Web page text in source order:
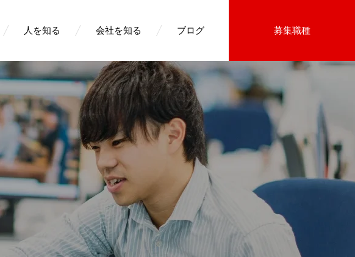
人を知る 会社を知る ブログ 募集職種